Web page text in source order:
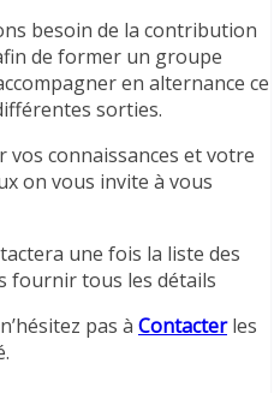
besoin de la contribution
de former un groupe
en alternance ce
sorties.
vos connaissances et votre
on vous invite à vous
une fois la liste des
fournir tous les détails
pas à Contacterles